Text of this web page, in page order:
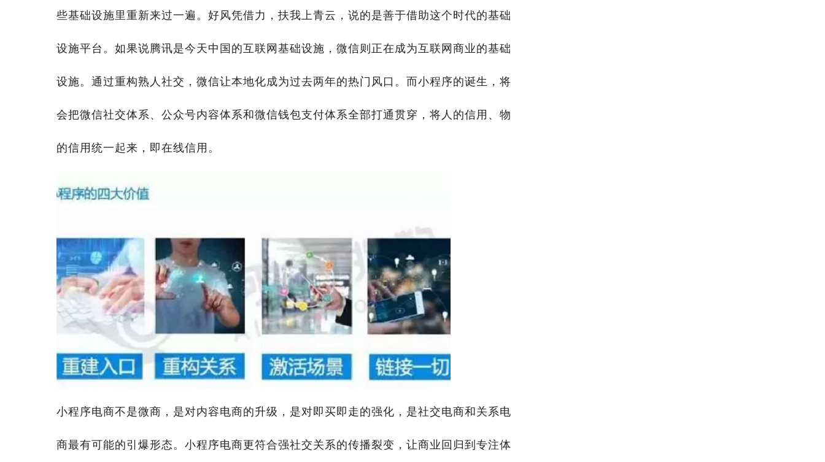
些基础设施里重新来过一遍。好风凭借力，扶我上青云，说的是善于借助这个时代的基础
设施平台。如果说腾讯是今天中国的互联网基础设施，微信则正在成为互联网商业的基础
设施。通过重构熟人社交，微信让本地化成为过去两年的热门风口。而小程序的诞生，将
会把微信社交体系、公众号内容体系和微信钱包支付体系全部打通贯穿，将人的信用、物
的信用统一起来，即在线信用。
小程序电商不是微商，是对内容电商的升级，是对即买即走的强化，是社交电商和关系电
商最有可能的引爆形态。小程序电商更符合强社交关系的传播裂变，让商业回归到专注体